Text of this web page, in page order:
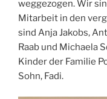
weggezogen. Wir
Mitarbeit in den
sind Anja Jakobs,
Raab und Michaela
Kinder der Familie
Sohn, Fadi.